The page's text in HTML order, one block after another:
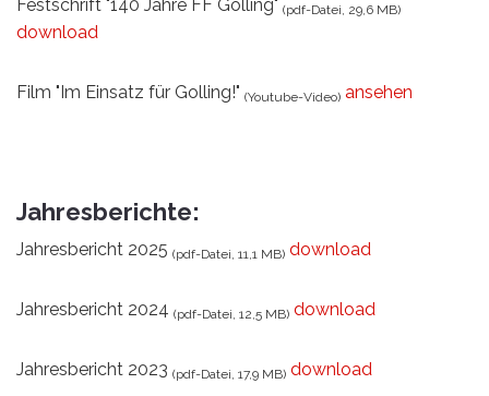
Festschrift "140 Jahre FF Golling" (pdf-Datei, 29,6 MB)
download
Film "Im Einsatz für Golling!" (Youtube-Video) ansehen
Jahresberichte:
Jahresbericht 2025 (pdf-Datei, 11,1 MB) download
Jahresbericht 2024 (pdf-Datei, 12,5 MB) download
Jahresbericht 2023 (pdf-Datei, 17,9 MB) download